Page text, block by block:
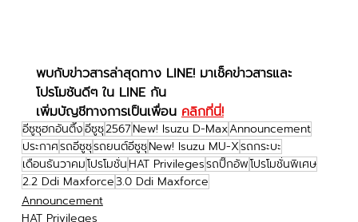
พบกับข่าวสารล่าสุดทาง LINE! มาเช็คข่าวสารและ
โปรโมชันดีๆ ใน LINE กัน
เพิ่มบัญชีทางการเป็นเพื่อน คลิกที่นี่!
อีซูซุฮกอันตึ๊งอีซูซุ2567New! Isuzu D-MaxAnnouncement
ประกาศรถอีซูซุรถยนต์อีซูซุNew! Isuzu MU-Xรถกระบะ
เดือนธันวาคมโปรโมชั่นHAT Privilegesรถปิ๊กอัพโปรโมชั่นพิเศษ
2.2 Ddi Maxforce3.0 Ddi Maxforce
Announcement
HAT Privileges